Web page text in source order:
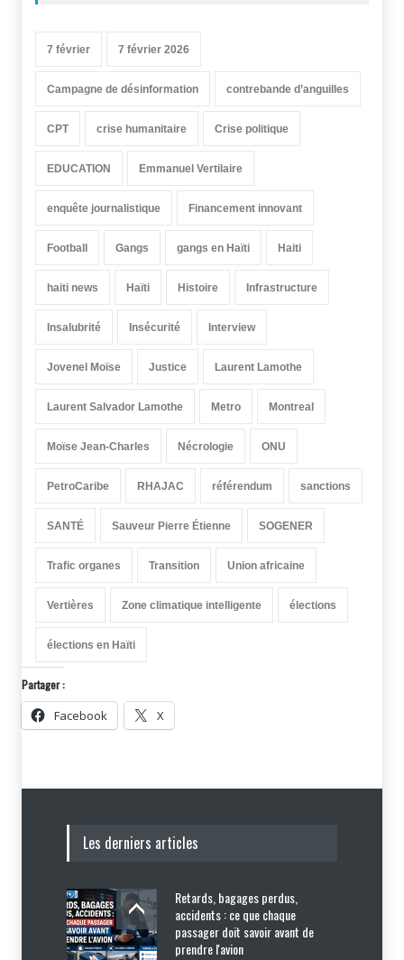
7 février 7 février 2026
Campagne de désinformation contrebande d’anguilles
CPT crise humanitaire Crise politique
EDUCATION Emmanuel Vertilaire
enquête journalistique Financement innovant
Football Gangs gangs en Haïti Haiti
haiti news Haïti Histoire Infrastructure
Insalubrité Insécurité Interview
Jovenel Moïse Justice Laurent Lamothe
Laurent Salvador Lamothe Metro Montreal
Moïse Jean-Charles Nécrologie ONU
PetroCaribe RHAJAC référendum sanctions
SANTÉ Sauveur Pierre Étienne SOGENER
Trafic organes Transition Union africaine
Vertières Zone climatique intelligente élections
élections en Haïti
Partager :
Facebook X
Les derniers articles
Retards, bagages perdus,
accidents : ce que chaque
passager doit savoir avant de
prendre l'avion